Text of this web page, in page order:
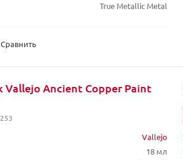
True Metallic Metal
Сравнить
Vallejo Ancient Copper Paint
Vallejo
18 мл